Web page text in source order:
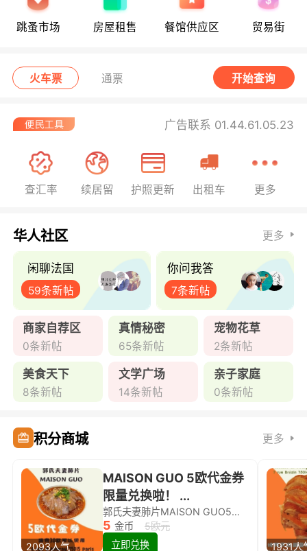
跳蚤市场 房屋租售 餐馆供应区 贸易街
火车票 通票 开始查询
广告联系 01.44.61.05.23
查汇率 续居留 护照更新 出租车 更多
华人社区 更多
闲聊法国
59条新帖
你问我答
7条新帖
商家自荐区
0条新帖
真情秘密
65条新帖
宠物花草
2条新帖
美食天下
8条新帖
文学广场
14条新帖
亲子家庭
0条新帖
积分商城 更多
2093人气
MAISON GUO 5欧代金券
限量兑换啦！ ...
郭氏夫妻肺片MAISON GUO5欧代金券限量兑换啦！
5 金币
5欧元
立即兑换
1931人